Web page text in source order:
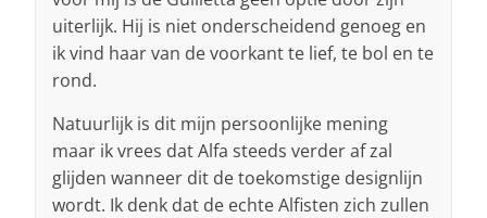
uiterlijk. Hij is niet onderscheidend genoeg en
ik vind haar van de voorkant te lief, te bol en te
rond.
Natuurlijk is dit mijn persoonlijke mening
maar ik vrees dat Alfa steeds verder af zal
glijden wanneer dit de toekomstige designlijn
wordt. Ik denk dat de echte Alfisten zich zullen